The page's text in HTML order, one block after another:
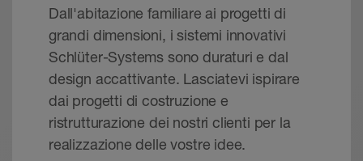
Dall'abitazione familiare ai progetti di
grandi dimensioni, i sistemi innovativi
Schlüter-Systems sono duraturi e dal
design accattivante. Lasciatevi ispirare
dai progetti di costruzione e
ristrutturazione dei nostri clienti per la
realizzazione delle vostre idee.